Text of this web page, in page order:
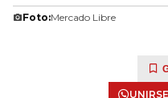
Foto:Mercado Libre